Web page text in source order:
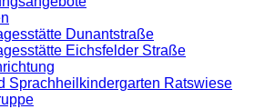
Dunantstraße
Eichsfelder Straße
Sprachheilkindergarten Ratswiese